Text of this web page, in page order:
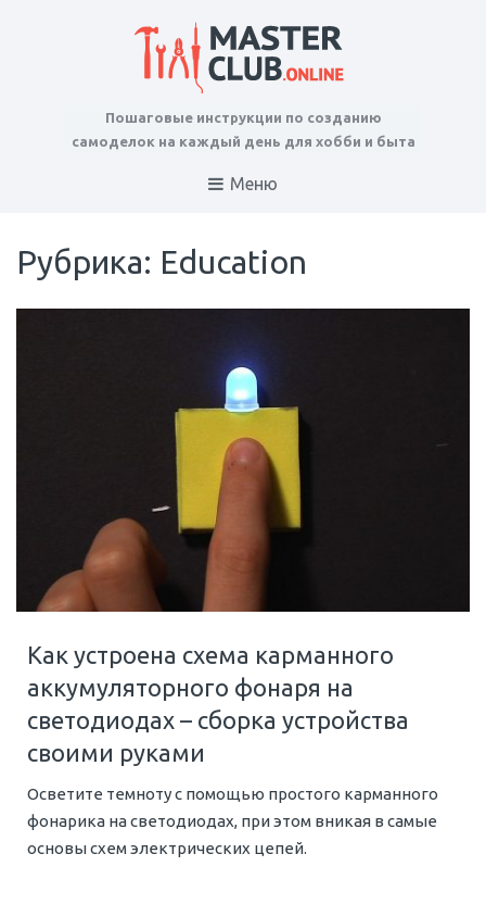
Пошаговые инструкции по созданию
самоделок на каждый день для хобби и быта
Меню
Рубрика: Education
Как устроена схема карманного
аккумуляторного фонаря на
светодиодах – сборка устройства
своими руками
Осветите темноту с помощью простого карманного
фонарика на светодиодах, при этом вникая в самые
основы схем электрических цепей.